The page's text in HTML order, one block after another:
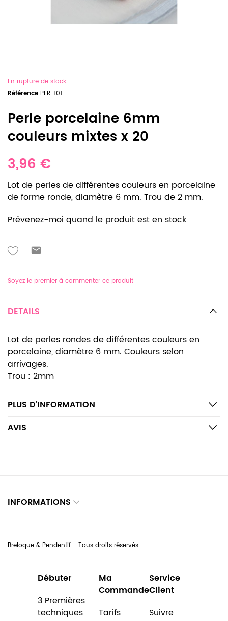
En rupture de stock
Référence PER-101
Perle porcelaine 6mm
couleurs mixtes x 20
3,96 €
Lot de perles de différentes couleurs en porcelaine
de forme ronde, diamètre 6 mm. Trou de 2 mm.
Prévenez-moi quand le produit est en stock
Soyez le premier à commenter ce produit
DETAILS
Lot de perles rondes de différentes couleurs en
porcelaine, diamètre 6 mm. Couleurs selon
arrivages.
Trou : 2mm
PLUS D’INFORMATION
AVIS
INFORMATIONS
Breloque & Pendentif - Tous droits réservés.
Débuter
3 Premières
techniques
Ma
Commande
Tarifs
Service
Client
Suivre